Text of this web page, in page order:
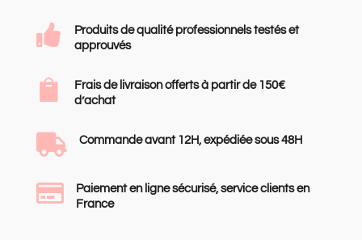

Produits de qualité professionnels testés et
approuvés

Frais de livraison offerts à partir de 150€
d’achat
 Commande avant 12H, expédiée sous 48H

Paiement en ligne sécurisé, service clients en
France